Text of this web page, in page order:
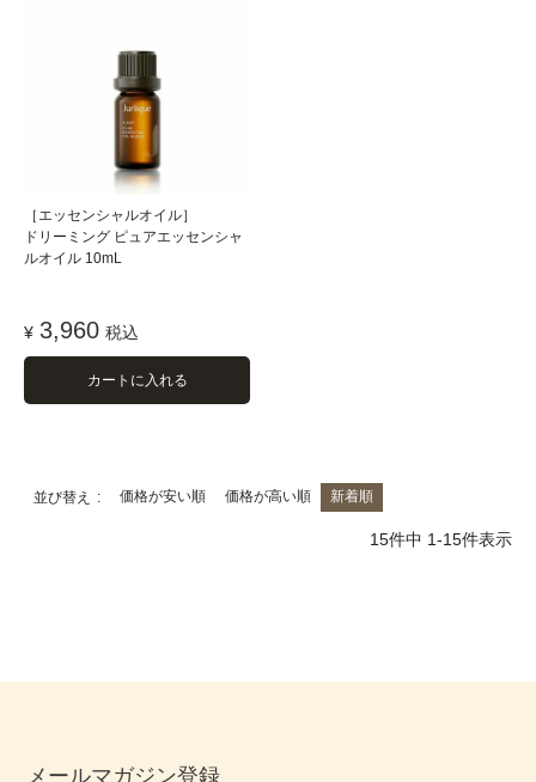
［エッセンシャルオイル］
ドリーミング ピュアエッセンシャ
ルオイル 10mL
¥ 3,960 税込
カートに入れる
並び替え 価格が安い順 価格が高い順 新着順
15件中 1-15件表示
メールマガジン登録